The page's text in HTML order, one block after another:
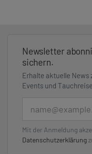
Newsletter
sichern.
Erhalte aktuelle
Events und
Mit der Anmeldung
Datenschutzerklärung